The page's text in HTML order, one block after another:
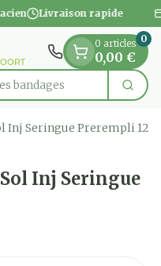
Livraison rapide
bandages
0 articles
0,00 €
0
Inj Seringue Prerempli 12
Inj Seringue